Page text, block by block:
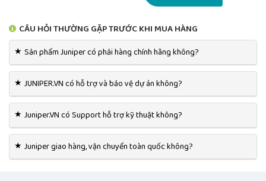
CÂU HỎI THƯỜNG GẶP TRƯỚC KHI MUA HÀNG
★ Sản phẩm Juniper có phải hàng chính hãng không?
★ JUNIPER.VN có hỗ trợ và bảo vệ dự án không?
★ Juniper.VN có Support hỗ trợ kỹ thuật không?
★ Juniper giao hàng, vận chuyển toàn quốc không?